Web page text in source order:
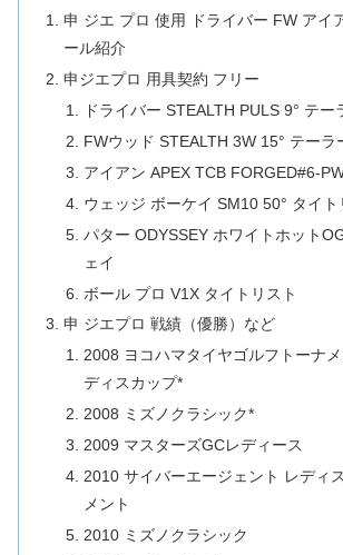
申 ジエ プロ 使用 ドライバー FW アイ
ール紹介
申ジエプロ 用具契約 フリー
ドライバー STEALTH PULS 9° テー
FWウッド STEALTH 3W 15° テーラ
アイアン APEX TCB FORGED#6-
ウェッジ ボーケイ SM10 50° タイト
パター ODYSSEY ホワイトホット
ェイ
ボール プロ V1X タイトリスト
申 ジエプロ 戦績（優勝）など
2008 ヨコハマタイヤゴルフトーナ
ディスカップ*
2008 ミズノクラシック*
2009 マスターズGCレディース
2010 サイバーエージェント レディ
メント
2010 ミズノクラシック